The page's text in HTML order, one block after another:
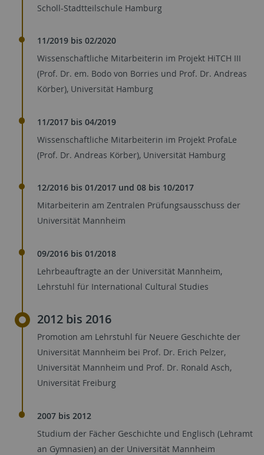
Scholl-Stadtteilschule Hamburg
11/2019 bis 02/2020
Wissenschaftliche Mitarbeiterin im Projekt HiTCH III
(Prof. Dr. em. Bodo von Borries und Prof. Dr. Andreas
Körber), Universität Hamburg
11/2017 bis 04/2019
Wissenschaftliche Mitarbeiterin im Projekt ProfaLe
(Prof. Dr. Andreas Körber), Universität Hamburg
12/2016 bis 01/2017 und 08 bis 10/2017
Mitarbeiterin am Zentralen Prüfungsausschuss der
Universität Mannheim
09/2016 bis 01/2018
Lehrbeauftragte an der Universität Mannheim,
Lehrstuhl für International Cultural Studies
2012 bis 2016
Promotion am Lehrstuhl für Neuere Geschichte der
Universität Mannheim bei Prof. Dr. Erich Pelzer,
Universität Mannheim und Prof. Dr. Ronald Asch,
Universität Freiburg
2007 bis 2012
Studium der Fächer Geschichte und Englisch (Lehramt
an Gymnasien) an der Universität Mannheim